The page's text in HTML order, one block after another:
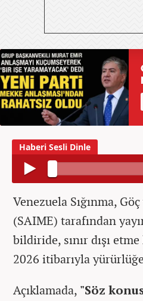
Venezuela Sığınma,
(SAIME) tarafından
bildiride, sınır dışı
2026 itibarıyla
Açıklamada, "Söz